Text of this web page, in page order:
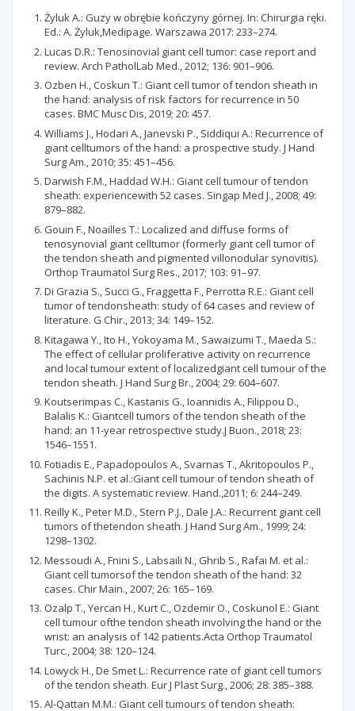
Żyluk A.: Guzy w obrębie kończyny górnej. In: Chirurgia ręki.
Ed.: A. Żyluk,Medipage. Warszawa 2017: 233–274.
Lucas D.R.: Tenosinovial giant cell tumor: case report and
review. Arch PatholLab Med., 2012; 136: 901–906.
Ozben H., Coskun T.: Giant cell tumor of tendon sheath in
the hand: analysis of risk factors for recurrence in 50
cases. BMC Musc Dis, 2019; 20: 457.
Williams J., Hodari A., Janevski P., Siddiqui A.: Recurrence of
giant celltumors of the hand: a prospective study. J Hand
Surg Am., 2010; 35: 451–456.
Darwish F.M., Haddad W.H.: Giant cell tumour of tendon
sheath: experiencewith 52 cases. Singap Med J., 2008; 49:
879–882.
Gouin F., Noailles T.: Localized and diffuse forms of
tenosynovial giant celltumor (formerly giant cell tumor of
the tendon sheath and pigmented villonodular synovitis).
Orthop Traumatol Surg Res., 2017; 103: 91–97.
Di Grazia S., Succi G., Fraggetta F., Perrotta R.E.: Giant cell
tumor of tendonsheath: study of 64 cases and review of
literature. G Chir., 2013; 34: 149–152.
Kitagawa Y., Ito H., Yokoyama M., Sawaizumi T., Maeda S.:
The effect of cellular proliferative activity on recurrence
and local tumour extent of localizedgiant cell tumour of the
tendon sheath. J Hand Surg Br., 2004; 29: 604–607.
Koutserimpas C., Kastanis G., Ioannidis A., Filippou D.,
Balalis K.: Giantcell tumors of the tendon sheath of the
hand: an 11-year retrospective study.J Buon., 2018; 23:
1546–1551.
Fotiadis E., Papadopoulos A., Svarnas T., Akritopoulos P.,
Sachinis N.P. et al.:Giant cell tumour of tendon sheath of
the digits. A systematic review. Hand.,2011; 6: 244–249.
Reilly K., Peter M.D., Stern P.J., Dale J.A.: Recurrent giant cell
tumors of thetendon sheath. J Hand Surg Am., 1999; 24:
1298–1302.
Messoudi A., Fnini S., Labsaili N., Ghrib S., Rafai M. et al.:
Giant cell tumorsof the tendon sheath of the hand: 32
cases. Chir Main., 2007; 26: 165–169.
Ozalp T., Yercan H., Kurt C., Ozdemir O., Coskunol E.: Giant
cell tumour ofthe tendon sheath involving the hand or the
wrist: an analysis of 142 patients.Acta Orthop Traumatol
Turc., 2004; 38: 120–124.
Lowyck H., De Smet L.: Recurrence rate of giant cell tumors
of the tendon sheath. Eur J Plast Surg., 2006; 28: 385–388.
Al-Qattan M.M.: Giant cell tumours of tendon sheath: